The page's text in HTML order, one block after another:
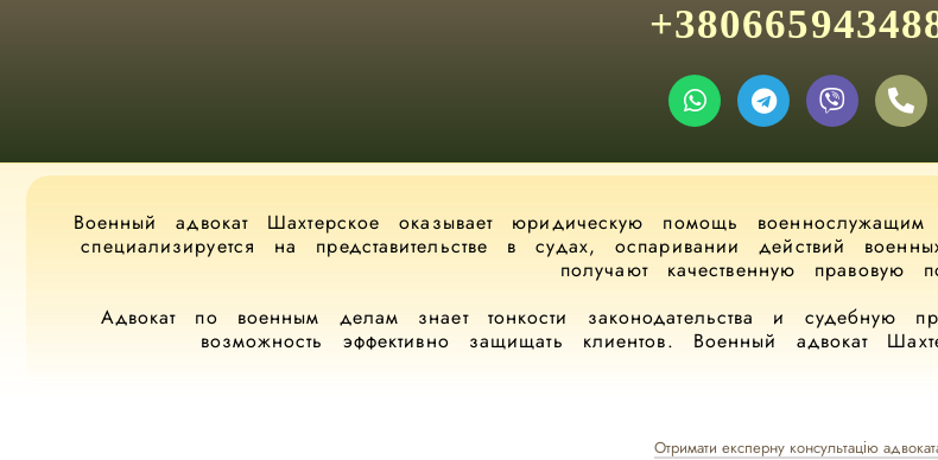
Военный адвокат Шахтерское оказывает юридическую помощь
специализируется на представительстве в судах, оспаривании действий
получают качественную правовую
Адвокат по военным делам знает тонкости законодательства и судебную
возможность эффективно защищать клиентов. Военный адвокат
Отримати експерну консультацію